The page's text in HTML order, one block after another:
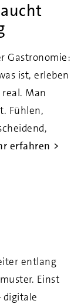
Gastronomie:
ist, erleben
Man
Fühlen,
erfahren
entlang
Einst
digitale